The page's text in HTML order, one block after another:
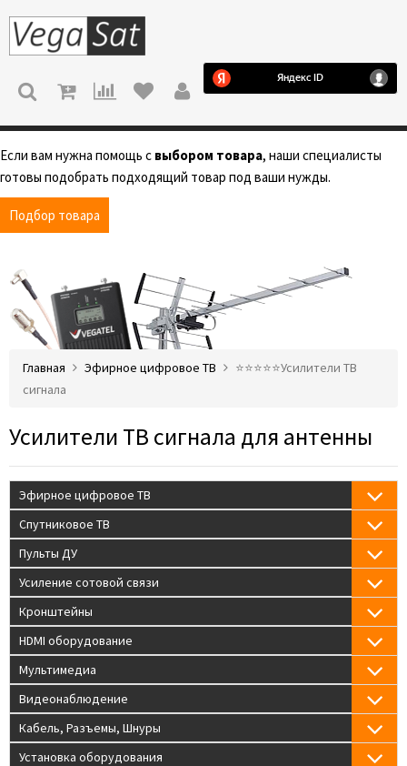
МЕНЮ
Если вам нужна помощь с выбором товара, наши специалисты
готовы подобрать подходящий товар под ваши нужды.
Подбор товара
Главная Эфирное цифровое ТВ
⭐️⭐️⭐️⭐️⭐️Усилители ТВ
сигнала
Усилители ТВ сигнала для антенны
Эфирное цифровое ТВ
Спутниковое ТВ
Пульты ДУ
Усиление сотовой связи
Кронштейны
HDMI оборудование
Мультимедиа
Видеонаблюдение
Кабель, Разъемы, Шнуры
Установка оборудования